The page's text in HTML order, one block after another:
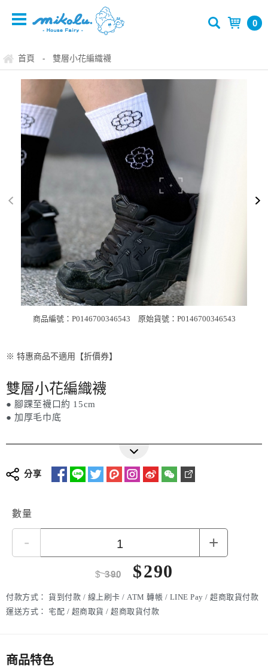
0
首頁 - 雙層小花編織襪
商品編號：P0146700346543 原始貨號：P0146700346543
※ 特惠商品不適用【折價券】
雙層小花編織襪
● 腳踝至襪口約 15cm
● 加厚毛巾底
分享
數量
- +
$390 $290
付款方式：
貨到付款 / 線上刷卡 / ATM 轉帳 / LINE Pay / 超商取貨付款
運送方式：
宅配 / 超商取貨 / 超商取貨付款
商品特色